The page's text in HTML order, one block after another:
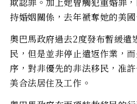
持婚姻關係，去年褫奪她的美國
奧巴馬政府過去2度發布暫緩遣
民，但是並非停止遣返作業，
序，對非優先的非法移民，准
美合法居住及工作。